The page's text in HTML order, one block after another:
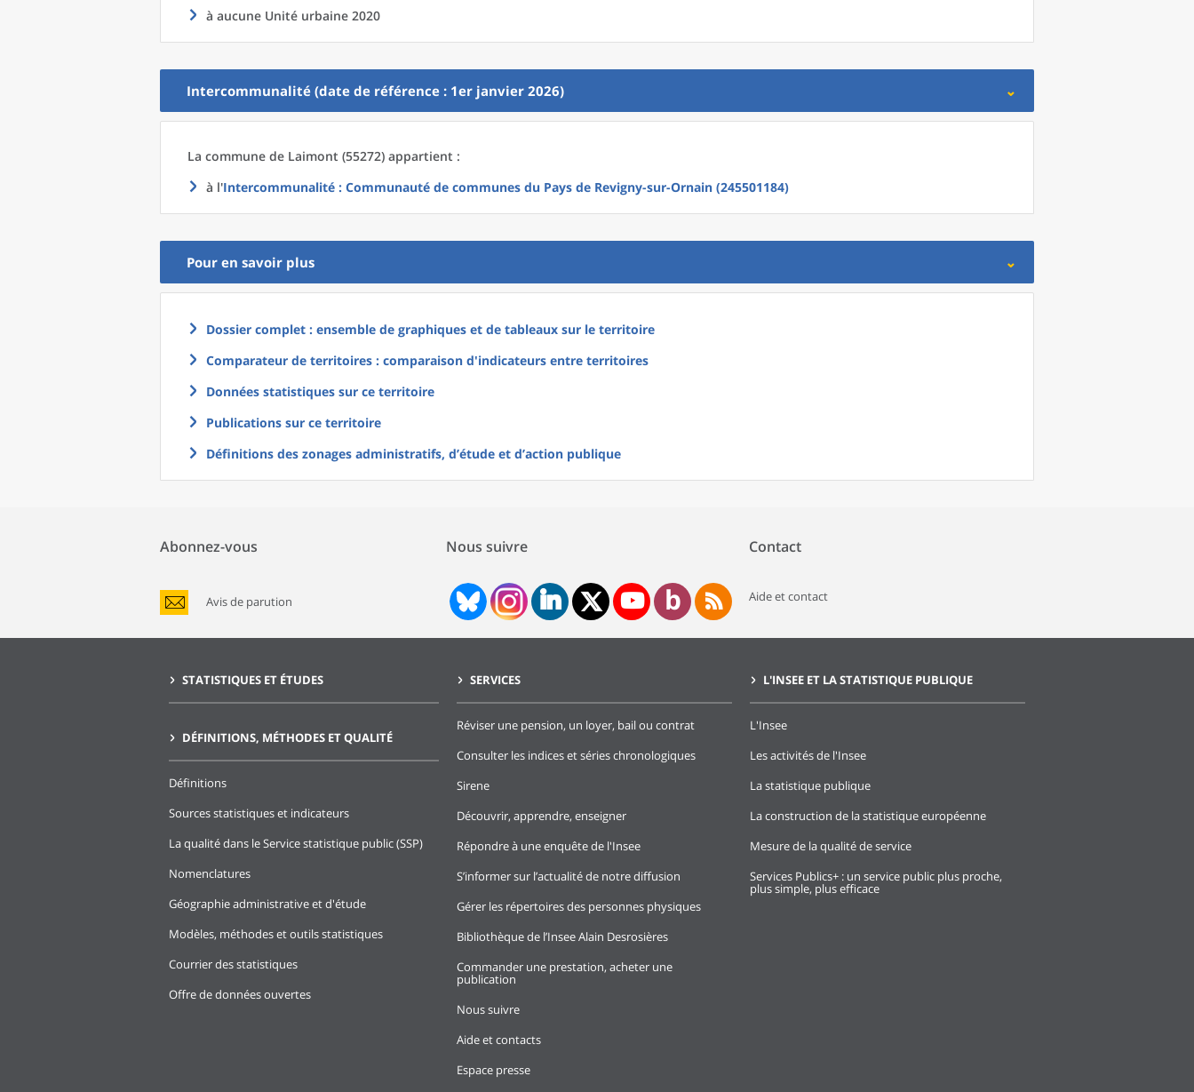
à aucune Unité urbaine 2020
Intercommunalité (date de référence : 1er janvier 2026)
La commune de Laimont (55272) appartient :
à l'Intercommunalité : Communauté de communes du Pays de Revigny-sur-Ornain (245501184)
Pour en savoir plus
Dossier complet : ensemble de graphiques et de tableaux sur le territoire
Comparateur de territoires : comparaison d'indicateurs entre territoires
Données statistiques sur ce territoire
Publications sur ce territoire
Définitions des zonages administratifs, d’étude et d’action publique
Abonnez-vous
Avis de parution
Nous suivre Contact
Aide et contact
STATISTIQUES ET ÉTUDES
DÉFINITIONS, MÉTHODES ET QUALITÉ
Définitions
Sources statistiques et indicateurs
La qualité dans le Service statistique public (SSP)
Nomenclatures
Géographie administrative et d'étude
Modèles, méthodes et outils statistiques
Courrier des statistiques
Offre de données ouvertes
SERVICES
Réviser une pension, un loyer, bail ou contrat
Consulter les indices et séries chronologiques
Sirene
Découvrir, apprendre, enseigner
Répondre à une enquête de l'Insee
S’informer sur l’actualité de notre diffusion
Gérer les répertoires des personnes physiques
Bibliothèque de l’Insee Alain Desrosières
Commander une prestation, acheter une
publication
Nous suivre
Aide et contacts
Espace presse
L'INSEE ET LA STATISTIQUE PUBLIQUE
L'Insee
Les activités de l'Insee
La statistique publique
La construction de la statistique européenne
Mesure de la qualité de service
Services Publics+ : un service public plus proche,
plus simple, plus efficace